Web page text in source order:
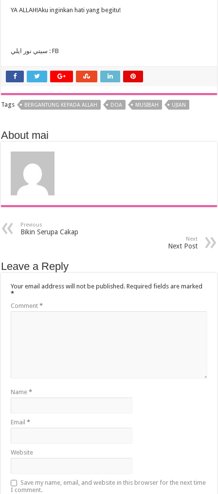
YA ALLAH!Aku inginkan hati yang begitu!
سيتي نور ايلي : FB
Tags BERGANTUNG KEPADA ALLAH DOA MUSIBAH UJIAN
About mai
Previous
Bikin Serupa Cakap
Next
Next Post
Leave a Reply
Your email address will not be published. Required fields are marked
*
Comment*
Name*
Email*
Website
Save my name, email, and website in this browser for the next time
I comment.